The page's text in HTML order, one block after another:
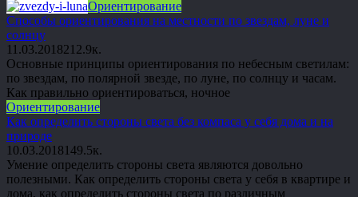
Ориентирование
Способы ориентирования на местности по звездам, луне и
солнцу
11.03.2018212.9к.
Основные принципы ориентирования по небесным светилам:
по звездам, по полярной звезде, по луне, по солнцу и часам.
Как правильно ориентироваться, ночное
Ориентирование
Как определить стороны света без компаса у себя дома и на
природе
10.03.2018149.5к.
Умение определить стороны света являются довольно
полезными. Как определить стороны света у себя в квартире и
дома, как определить стороны света по различным